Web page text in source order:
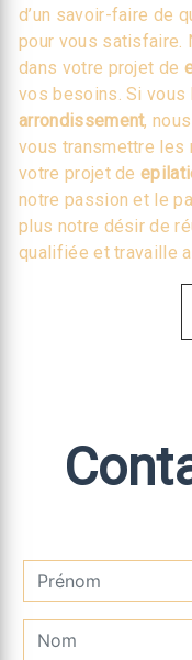
d’un savoir-faire de
pour vous satisfaire.
dans votre projet de
vos besoins. Si vous
arrondissement,
vous transmettre les
votre projet de
notre passion et le
plus notre désir de
qualifiée et travaille